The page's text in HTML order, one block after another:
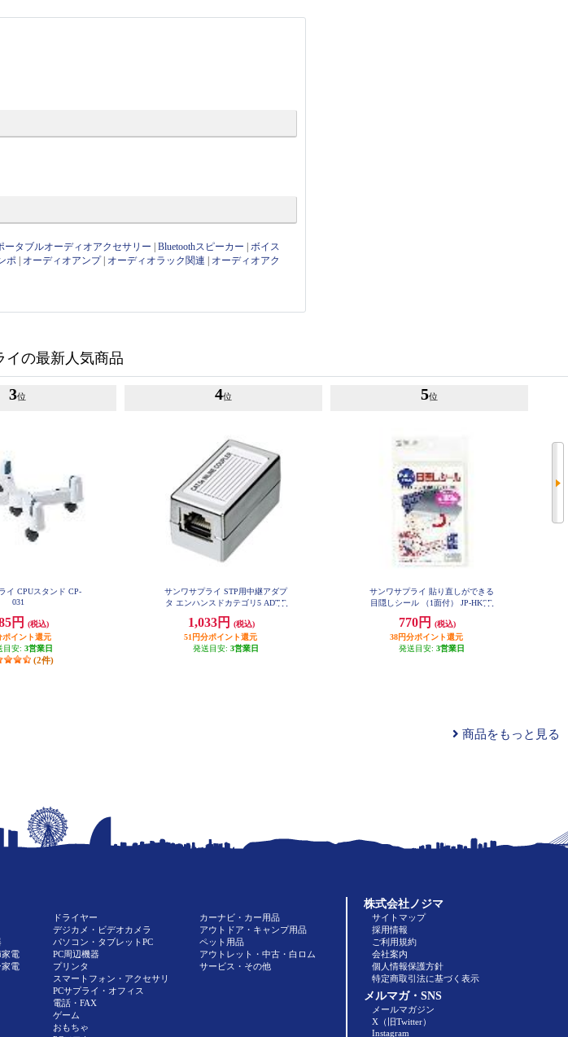
ータブルオーディオアクセサリー |Bluetoothスピーカー |ボイス
ポ オーディオアンプ| オーディオラック関連
オーディオアク
イの最新人気商品
3位
イ CPUスタンド CP-
031
円
(税込)
ポイント還元
目安: 3営業日
(2件)
4位
サンワサプライ STP用中継アダプ
タ エンハンスドカテゴリ5 ADT-E
1,033円
(税込)
51円分ポイント還元
発送目安: 3営業日
5位
サンワサプライ 貼り直しができる
目隠しシール （1面付） JP-HKSE
770円
(税込)
38円分ポイント還元
発送目安: 3営業日
商品をもっと見る
家電
家電
ドライヤー
デジカメ・ビデオカメラ
パソコン・タブレットPC
PC周辺機器
プリンタ
スマートフォン・アクセサリ
PCサプライ・オフィス
電話・FAX
ゲーム
おもちゃ
カーナビ・カー用品
アウトドア・キャンプ用品
ペット用品
アウトレット・中古・白ロム
サービス・その他
株式会社ノジマ
サイトマップ
採用情報
ご利用規約
会社案内
個人情報保護方針
特定商取引法に基づく表示
メルマガ・SNS
メールマガジン
X（旧Twitter）
Instagram